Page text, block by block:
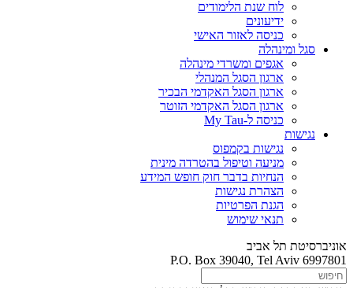
לוח שנת הלימודים
ידיעונים
כניסה לאזור האישי
סגל ומינהלה
אגפים ומשרדי מינהלה
ארגון הסגל המנהלי
ארגון הסגל האקדמי הבכיר
ארגון הסגל האקדמי הזוטר
כניסה ל-My Tau
נגישות
נגישות בקמפוס
מניעה וטיפול בהטרדה מינית
הנחיות בדבר חוק חופש המידע
הצהרת נגישות
הגנת הפרטיות
תנאי שימוש
אוניברסיטת תל אביב
P.O. Box 39040, Tel Aviv 6997801